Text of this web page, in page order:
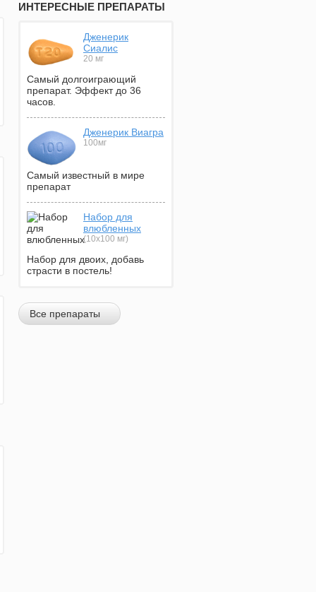
ИНТЕРЕСНЫЕ ПРЕПАРАТЫ
Дженерик
Сиалис
20 мг
Самый долгоиграющий
препарат. Эффект до 36
часов.
Дженерик Виагра
100мг
Самый известный в мире
препарат
Набор для
влюбленных
(10х100 мг)
Набор для двоих, добавь
страсти в постель!
Все препараты